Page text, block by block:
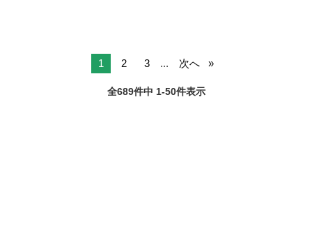
1 2 3 ... 次へ
全689件中 1-50件表示